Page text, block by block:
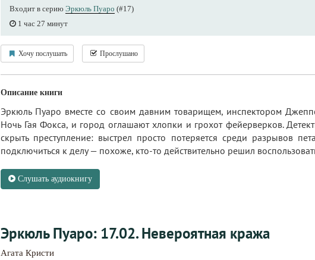
Входит в серию Эркюль Пуаро (#17)
1 час 27 минут
Хочу послушать Прослушано
Описание книги
Эркюль Пуаро вместе со своим давним товарищем, инспектором
Ночь Гая Фокса, и город оглашают хлопки и грохот фейерверков.
скрыть преступление: выстрел просто потеряется среди разрывов
подключиться к делу — похоже, кто-то действительно решил
Слушать аудиокнигу
Эркюль Пуаро: 17.02. Невероятная кража
Агата Кристи